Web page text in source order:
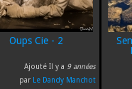
Oups Cie - 2
Ajouté Il y a 9 années
par Le Dandy Manchot